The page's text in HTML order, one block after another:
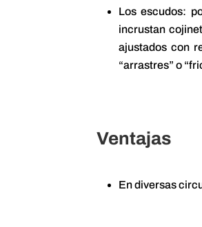
Los escudos:
incrustan
ajustados con
“arrastres” o
Ventajas
En diversas